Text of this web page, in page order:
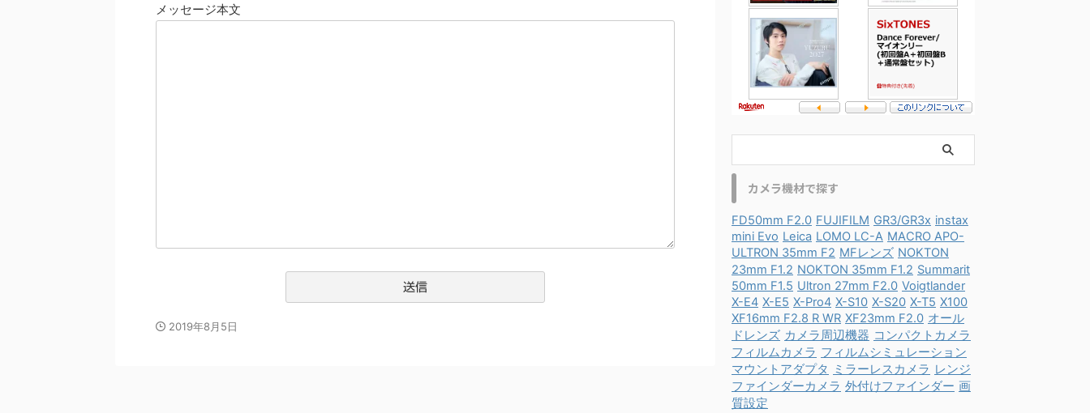
メッセージ本文
2019年8月5日
カメラ機材で探す
FD50mm F2.0 FUJIFILM GR3/GR3x instax
mini Evo Leica LOMO LC-A MACRO APO-
ULTRON 35mm F2 MFレンズ NOKTON
23mm F1.2 NOKTON 35mm F1.2 Summarit
50mm F1.5 Ultron 27mm F2.0 Voigtlander
X-E4 X-E5 X-Pro4 X-S10 X-S20 X-T5 X100
XF16mm F2.8 R WR XF23mm F2.0 オール
ドレンズ カメラ周辺機器 コンパクトカメラ
フィルムカメラ フィルムシミュレーション
マウントアダプタ ミラーレスカメラ レンジ
ファインダーカメラ 外付けファインダー 画
質設定